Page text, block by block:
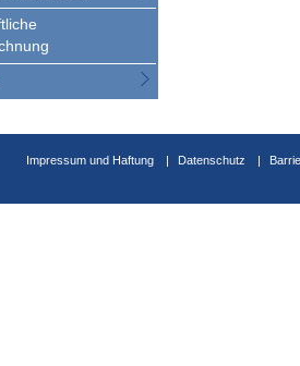
Impressum und Haftung Datenschutz